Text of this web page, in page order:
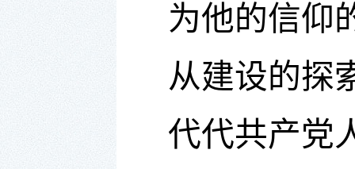
为他的信仰
从建设的探
代代共产党